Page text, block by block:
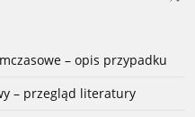
– opis przypadku
– przegląd literatury